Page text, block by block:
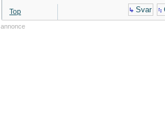
Top Svar
annonce